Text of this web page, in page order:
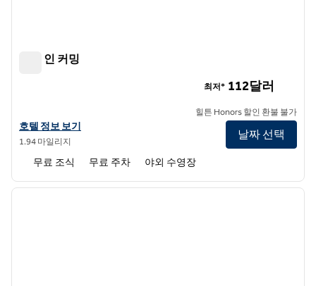
햄튼 인 커밍
햄튼 인 커밍 호텔 정보 보기
호텔 정보 보기
1.94 마일리지
최저* 112달러
힐튼 Honors 할인 환불 불가
날짜 선택
무료 조식 무료 주차 야외 수영장
1/12
다음